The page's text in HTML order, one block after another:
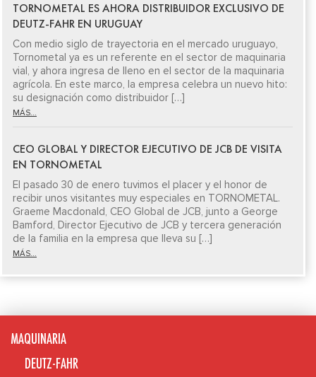
TORNOMETAL ES AHORA DISTRIBUIDOR EXCLUSIVO DE
DEUTZ-FAHR EN URUGUAY
Con medio siglo de trayectoria en el mercado uruguayo,
Tornometal ya es un referente en el sector de maquinaria
vial, y ahora ingresa de lleno en el sector de la maquinaria
agrícola. En este marco, la empresa celebra un nuevo hito:
su designación como distribuidor […]
MÁS...
CEO GLOBAL Y DIRECTOR EJECUTIVO DE JCB DE VISITA
EN TORNOMETAL
El pasado 30 de enero tuvimos el placer y el honor de
recibir unos visitantes muy especiales en TORNOMETAL.
Graeme Macdonald, CEO Global de JCB, junto a George
Bamford, Director Ejecutivo de JCB y tercera generación
de la familia en la empresa que lleva su […]
MÁS...
MAQUINARIA
DEUTZ-FAHR